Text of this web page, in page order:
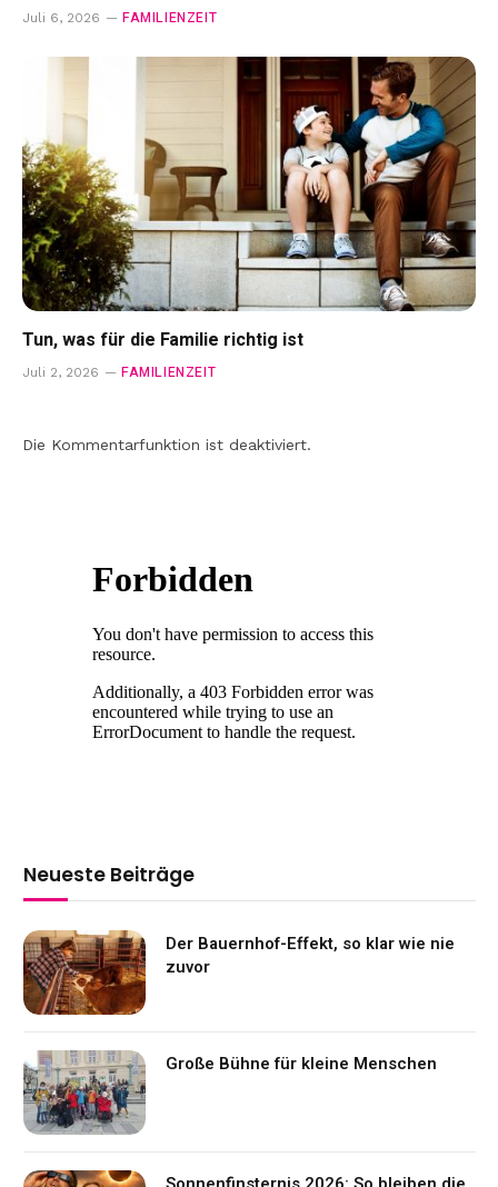
Juli 6, 2026 FAMILIENZEIT
Tun, was für die Familie richtig ist
Juli 2, 2026 FAMILIENZEIT
Die Kommentarfunktion ist deaktiviert.
Neueste Beiträge
Der Bauernhof-Effekt, so klar wie nie
zuvor
Große Bühne für kleine Menschen